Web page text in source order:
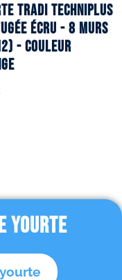
TRADI TECHNIPLUS
écru - 8 murs
- Couleur
YOURTE